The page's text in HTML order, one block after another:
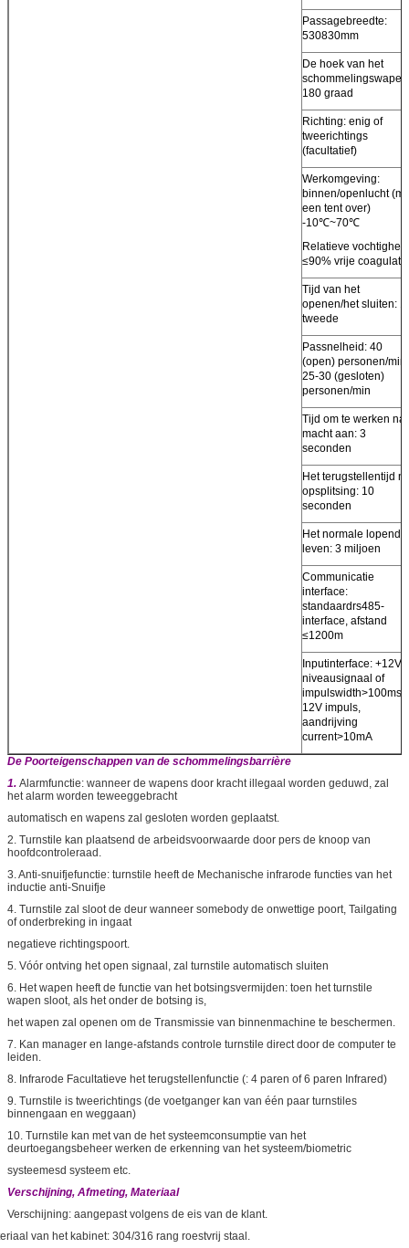
Passagebreedte:
530830mm
De hoek van het
180 graad
Richting: enig of
tweerichtings
(facultatief)
Werkomgeving:
binnen/openlucht
een tent over)
-10℃~70℃
Relatieve
≤90% vrije coagulatie
Tijd van het
openen/het sluiten: 1
tweede
Passnelheid: 40
(open) personen/min,
25-30 (gesloten)
personen/min
Tijd om te werken na
macht aan: 3
seconden
Het terugstellentijd
opsplitsing: 10
seconden
Het normale lopende
leven: 3 miljoen
Communicatie
interface:
standaardrs485-
interface, afstand
≤1200m
Inputinterface: +12V
niveausignaal of
impulswidth>100ms
12V impuls,
aandrijving
current>10mA
De Poorteigenschappen van de schommelingsbarrière
1. Alarmfunctie: wanneer de wapens door kracht illegaal worden geduwd, zal
het alarm worden teweeggebracht
automatisch en wapens zal gesloten worden geplaatst.
2. Turnstile kan plaatsend de arbeidsvoorwaarde door pers de knoop van
hoofdcontroleraad.
3. Anti-snuifjefunctie: turnstile heeft de Mechanische infrarode functies van het
inductie anti-Snuifje
4. Turnstile zal sloot de deur wanneer somebody de onwettige poort, Tailgating
of onderbreking in ingaat
negatieve richtingspoort.
5. Vóór ontving het open signaal, zal turnstile automatisch sluiten
6. Het wapen heeft de functie van het botsingsvermijden: toen het turnstile
wapen sloot, als het onder de botsing is,
het wapen zal openen om de Transmissie van binnenmachine te beschermen.
7. Kan manager en lange-afstands controle turnstile direct door de computer te
leiden.
8. Infrarode Facultatieve het terugstellenfunctie (: 4 paren of 6 paren Infrared)
9. Turnstile is tweerichtings (de voetganger kan van één paar turnstiles
binnengaan en weggaan)
10. Turnstile kan met van de het systeemconsumptie van het
deurtoegangsbeheer werken de erkenning van het systeem/biometric
systeemesd systeem etc.
Verschijning, Afmeting, Materiaal
Verschijning: aangepast volgens de eis van de klant.
van het kabinet: 304/316 rang roestvrij staal.